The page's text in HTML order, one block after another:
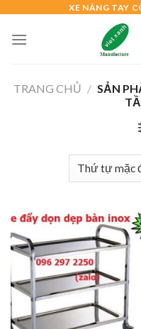
content
XE NÂNG TAY
TRANG CHỦ / SẢN